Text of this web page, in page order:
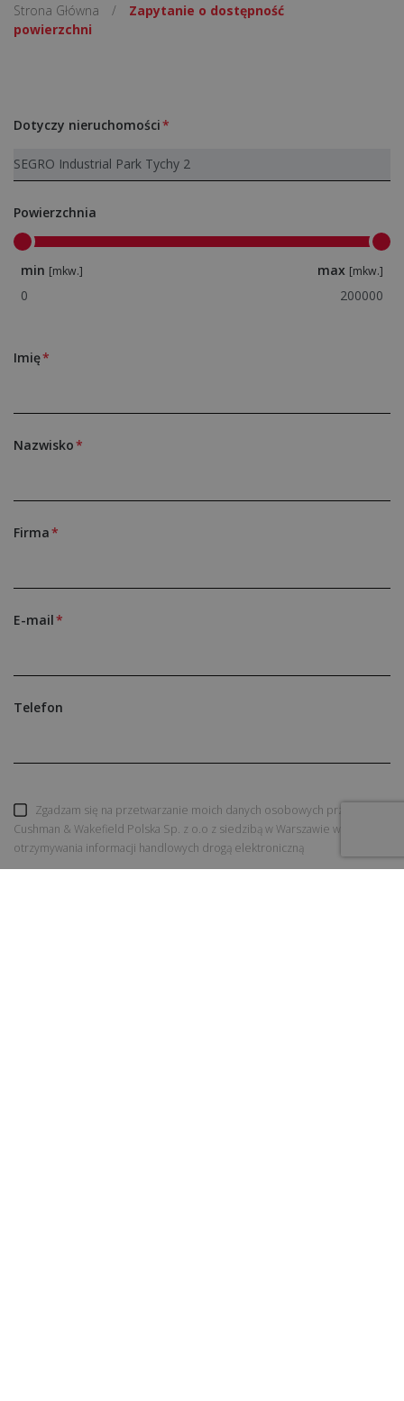
Strona Główna /
Zapytanie o dostępność
powierzchni
Dotyczy nieruchomości
Powierzchnia
min [mkw.] max [mkw.]
Imię
Nazwisko
Firma
E-mail
Telefon
Zgadzam się na przetwarzanie moich danych osobowych przez
Cushman & Wakefield Polska Sp. z o.o z siedzibą w Warszawie w celu
otrzymywania informacji handlowych drogą elektroniczną